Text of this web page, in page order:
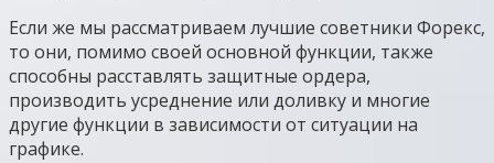
Если же мы рассматриваем лучшие советники Форекс,
то они, помимо своей основной функции, также
способны расставлять защитные ордера,
производить усреднение или доливку и многие
другие функции в зависимости от ситуации на
графике.